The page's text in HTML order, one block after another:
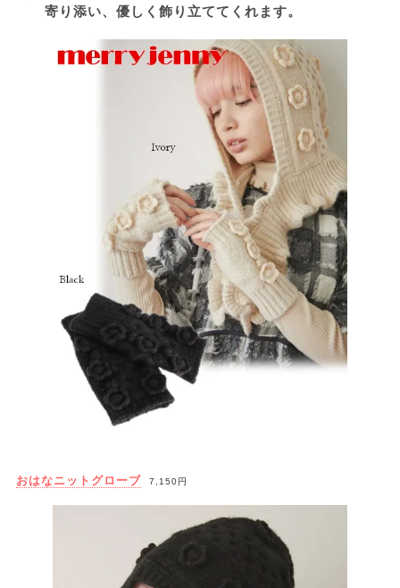
寄り添い、優しく飾り立ててくれます。
おはなニットグローブ 7,150円